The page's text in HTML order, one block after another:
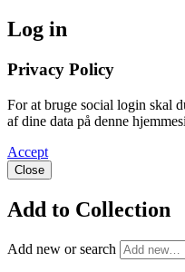
Log in
Privacy Policy
For at bruge social login skal
af dine data på denne
Accept
Close
Add to Collection
Add new or search